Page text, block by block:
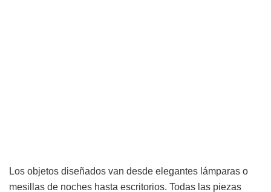
Los objetos diseñados van desde elegantes lámparas o
mesillas de noches hasta escritorios. Todas las piezas